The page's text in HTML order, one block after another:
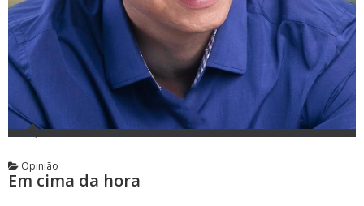
Opinião
Em cima da hora